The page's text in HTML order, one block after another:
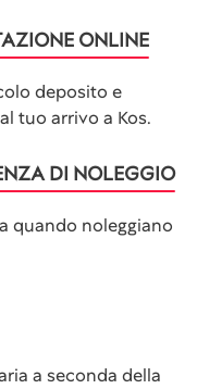
ONLINE
deposito e
tuo arrivo a Kos.
DI NOLEGGIO
quando noleggiano
a seconda della